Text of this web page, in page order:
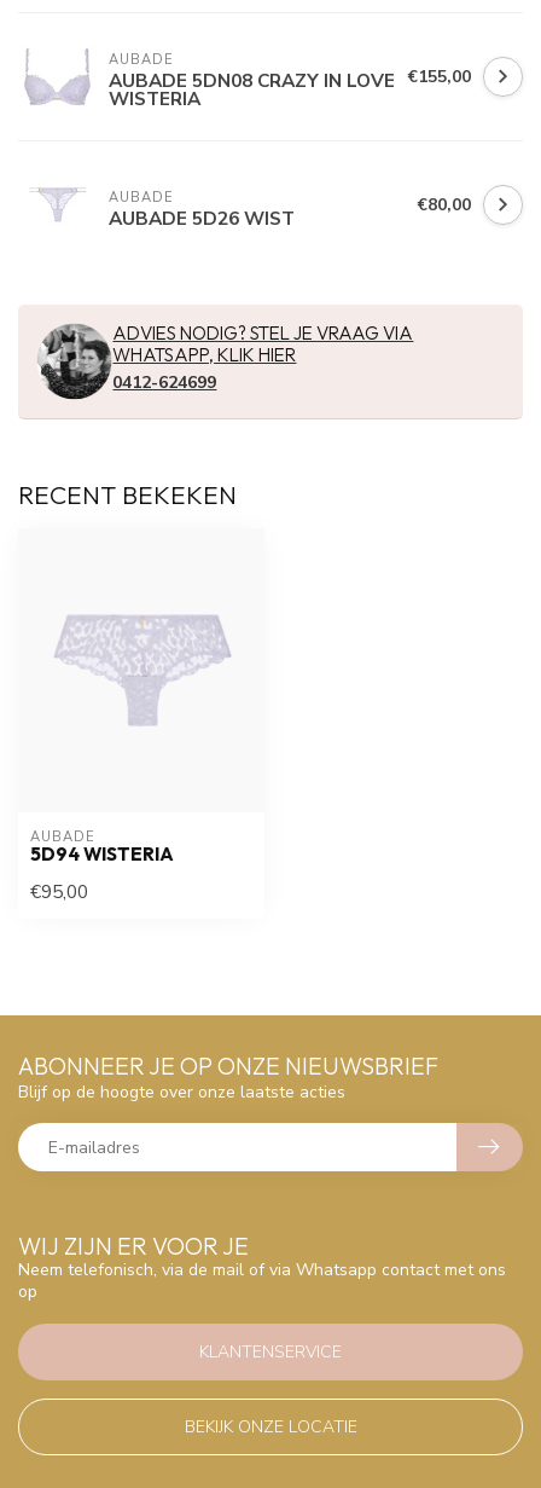
AUBADE
AUBADE 5DN08 CRAZY IN LOVE
WISTERIA
€155,00
AUBADE
AUBADE 5D26 WIST €80,00
ADVIES NODIG? STEL JE VRAAG VIA
WHATSAPP, KLIK HIER
0412-624699
RECENT BEKEKEN
AUBADE
5D94 WISTERIA
€95,00
WIJ ZIJN ER VOOR JE
Neem telefonisch, via de mail of via Whatsapp contact met ons
op
KLANTENSERVICE
BEKIJK ONZE LOCATIE
ABONNEER JE OP ONZE NIEUWSBRIEF
Blijf op de hoogte over onze laatste acties